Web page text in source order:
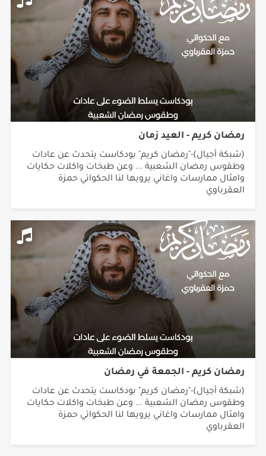
رمضان كريم - العيد زمان
(شبكة أجيال)-"رمضان كريم" بودكاست يتحدث عن عادات
وطقوس رمضان الشعبية ... وعن طبخات واكلات حكايات
وامثال ممارسات واغاني يرويها لنا الحكواتي حمزة
العقرباوي
رمضان كريم - الجمعة في رمضان
(شبكة أجيال)-"رمضان كريم" بودكاست يتحدث عن عادات
وطقوس رمضان الشعبية ... وعن طبخات واكلات حكايات
وامثال ممارسات واغاني يرويها لنا الحكواتي حمزة
العقرباوي